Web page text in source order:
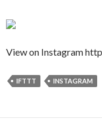
View on Instagram
IFTTT INSTAGRAM